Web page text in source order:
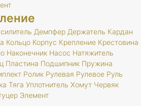
Демпфер Держатель Кардан
Кольцо Корпус Крепление Крестовина
Наконечник Насос Натяжитель
Пластина Подшипник Пружина
Ролик Рулевая Рулевое Руль
Тяга Уплотнитель Хомут Червяк
Элемент